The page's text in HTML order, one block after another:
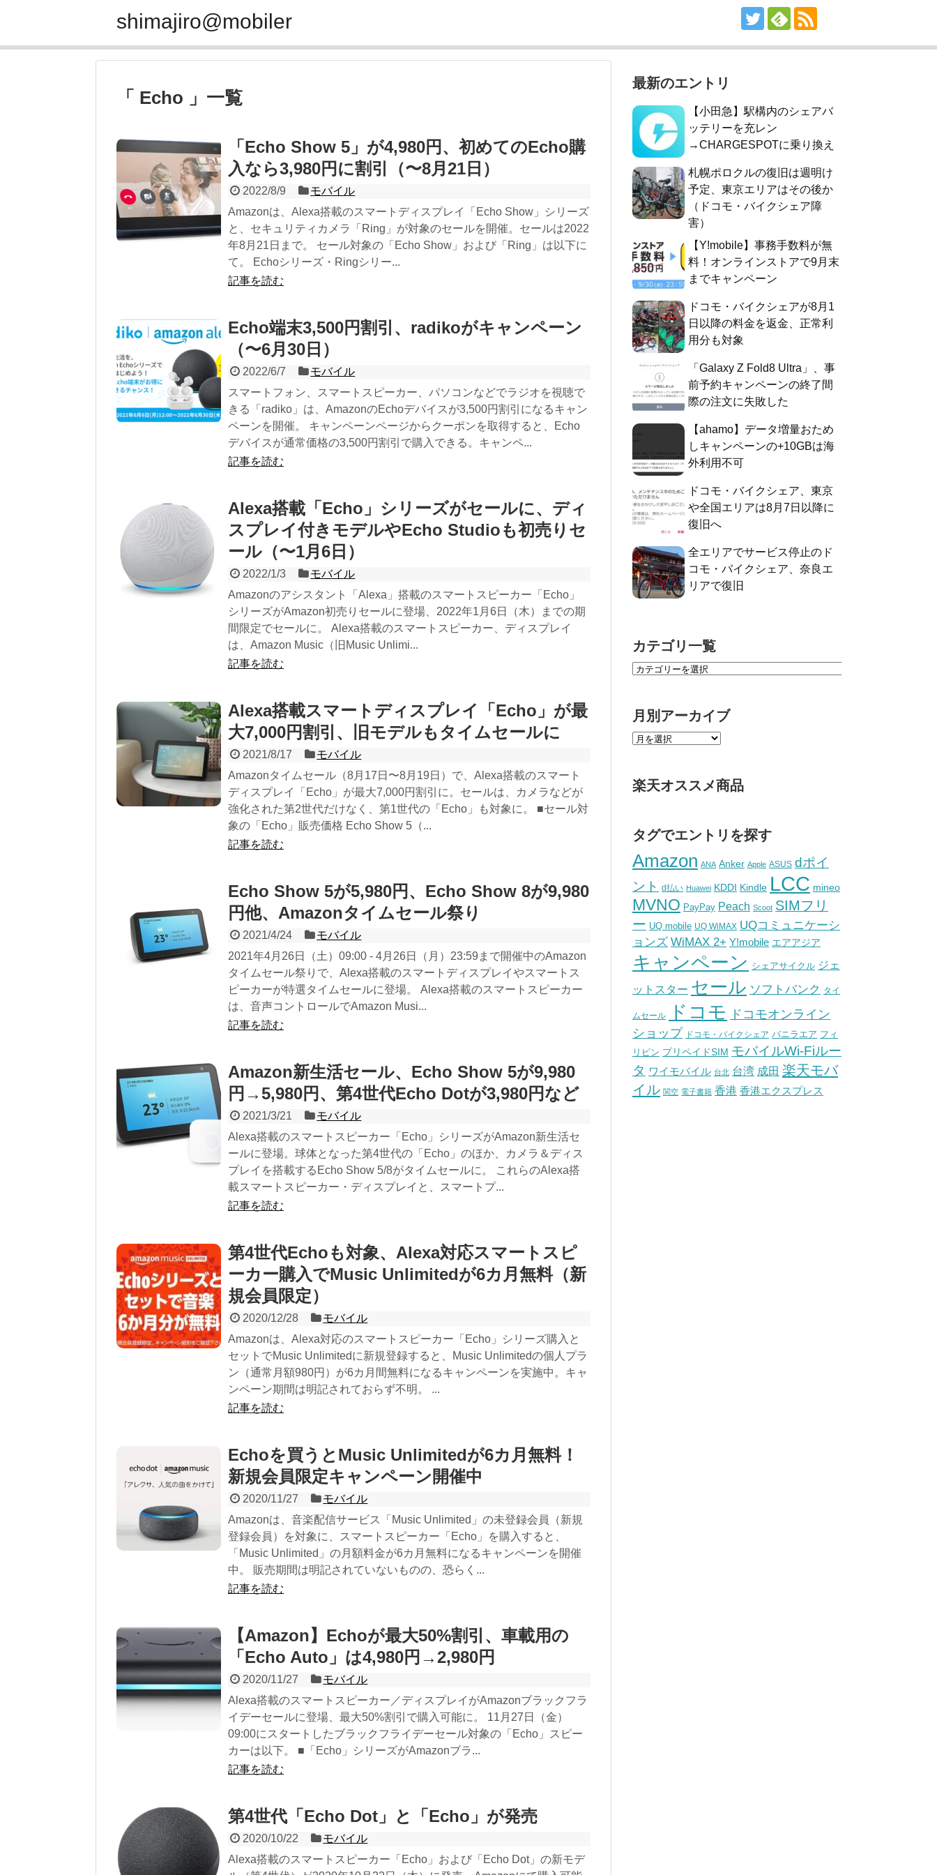
shimajiro@mobiler
「 Echo 」一覧
「Echo Show 5」が4,980円、初めてのEcho購
入なら3,980円に割引（〜8月21日）
2022/8/9
モバイル
Amazonは、Alexa搭載のスマートディスプレイ「Echo Show」シリーズ
と、セキュリティカメラ「Ring」が対象のセールを開催。セールは2022
年8月21日まで。 セール対象の「Echo Show」および「Ring」は以下に
て。 Echoシリーズ・Ringシリー...
記事を読む
Echo端末3,500円割引、radikoがキャンペーン
（〜6月30日）
2022/6/7
モバイル
スマートフォン、スマートスピーカー、パソコンなどでラジオを視聴で
きる「radiko」は、AmazonのEchoデバイスが3,500円割引になるキャン
ペーンを開催。 キャンペーンページからクーポンを取得すると、Echo
デバイスが通常価格の3,500円割引で購入できる。キャンペ...
記事を読む
Alexa搭載「Echo」シリーズがセールに、ディ
スプレイ付きモデルやEcho Studioも初売りセ
ール（〜1月6日）
2022/1/3
モバイル
Amazonのアシスタント「Alexa」搭載のスマートスピーカー「Echo」
シリーズがAmazon初売りセールに登場、2022年1月6日（木）までの期
間限定でセールに。 Alexa搭載のスマートスピーカー、ディスプレイ
は、Amazon Music（旧Music Unlimi...
記事を読む
Alexa搭載スマートディスプレイ「Echo」が最
大7,000円割引、旧モデルもタイムセールに
2021/8/17
モバイル
Amazonタイムセール（8月17日〜8月19日）で、Alexa搭載のスマート
ディスプレイ「Echo」が最大7,000円割引に。セールは、カメラなどが
強化された第2世代だけなく、第1世代の「Echo」も対象に。 ■セール対
象の「Echo」販売価格 Echo Show 5（...
記事を読む
Echo Show 5が5,980円、Echo Show 8が9,980
円他、Amazonタイムセール祭り
2021/4/24
モバイル
2021年4月26日（土）09:00 - 4月26日（月）23:59まで開催中のAmazon
タイムセール祭りで、Alexa搭載のスマートディスプレイやスマートス
ピーカーが特選タイムセールに登場。 Alexa搭載のスマートスピーカー
は、音声コントロールでAmazon Musi...
記事を読む
Amazon新生活セール、Echo Show 5が9,980
円→5,980円、第4世代Echo Dotが3,980円など
2021/3/21
モバイル
Alexa搭載のスマートスピーカー「Echo」シリーズがAmazon新生活セ
ールに登場。球体となった第4世代の「Echo」のほか、カメラ＆ディス
プレイを搭載するEcho Show 5/8がタイムセールに。 これらのAlexa搭
載スマートスピーカー・ディスプレイと、スマートプ...
記事を読む
第4世代Echoも対象、Alexa対応スマートスピ
ーカー購入でMusic Unlimitedが6カ月無料（新
規会員限定）
2020/12/28
モバイル
Amazonは、Alexa対応のスマートスピーカー「Echo」シリーズ購入と
セットでMusic Unlimitedに新規登録すると、Music Unlimitedの個人プラ
ン（通常月額980円）が6カ月間無料になるキャンペーンを実施中。キャ
ンペーン期間は明記されておらず不明。 ...
記事を読む
Echoを買うとMusic Unlimitedが6カ月無料！
新規会員限定キャンペーン開催中
2020/11/27
モバイル
Amazonは、音楽配信サービス「Music Unlimited」の未登録会員（新規
登録会員）を対象に、スマートスピーカー「Echo」を購入すると、
「Music Unlimited」の月額料金が6カ月無料になるキャンペーンを開催
中。 販売期間は明記されていないものの、恐らく...
記事を読む
【Amazon】Echoが最大50%割引、車載用の
「Echo Auto」は4,980円→2,980円
2020/11/27
モバイル
Alexa搭載のスマートスピーカー／ディスプレイがAmazonブラックフラ
イデーセールに登場、最大50%割引で購入可能に。 11月27日（金）
09:00にスタートしたブラックフライデーセール対象の「Echo」スピー
カーは以下。 ■「Echo」シリーズがAmazonブラ...
記事を読む
第4世代「Echo Dot」と「Echo」が発売
2020/10/22
モバイル
Alexa搭載のスマートスピーカー「Echo」および「Echo Dot」の新モデ
最新のエントリ
【小田急】駅構内のシェアバ
ッテリーを充レン
→CHARGESPOTに乗り換え
札幌ポロクルの復旧は週明け
予定、東京エリアはその後か
（ドコモ・バイクシェア障
害）
【Y!mobile】事務手数料が無
料！オンラインストアで9月末
までキャンペーン
ドコモ・バイクシェアが8月1
日以降の料金を返金、正常利
用分も対象
「Galaxy Z Fold8 Ultra」、事
前予約キャンペーンの終了間
際の注文に失敗した
【ahamo】データ増量おため
しキャンペーンの+10GBは海
外利用不可
ドコモ・バイクシェア、東京
や全国エリアは8月7日以降に
復旧へ
全エリアでサービス停止のド
コモ・バイクシェア、奈良エ
リアで復旧
カテゴリ一覧
月別アーカイブ
楽天オススメ商品
タグでエントリを探す
Amazon ANA Anker Apple ASUS dポイ
ント
d払い Huawei KDDI Kindle LCC mineo
MVNO PayPay Peach Scoot SIMフリ
ー UQ mobile UQ WiMAX UQコミュニケーシ
ョンズ WiMAX 2+ Y!mobile エアアジア
キャンペーン シェアサイクル ジェ
ットスター セール ソフトバンク タイ
ムセール ドコモ
ドコモオンライン
ショップ ドコモ・バイクシェア バニラエア フィ
リピン プリペイドSIM モバイルWi-Fiルー
タ ワイモバイル 台北 台湾 成田 楽天モバ
イル 関空 電子書籍 香港 香港エクスプレス